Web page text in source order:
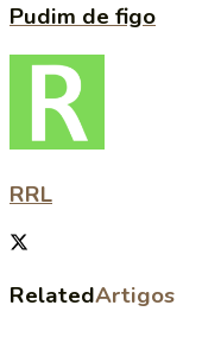
Pudim de figo
RRL
RelatedArtigos